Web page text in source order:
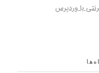
با وردپرس